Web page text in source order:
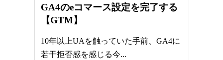
GA4のeコマース設定を完了する
【GTM】
10年以上UAを触っていた手前、GA4に
若干拒否感を感じる今...